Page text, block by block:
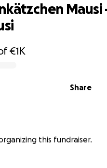
€1K
Share
Mausi
this fundraiser.